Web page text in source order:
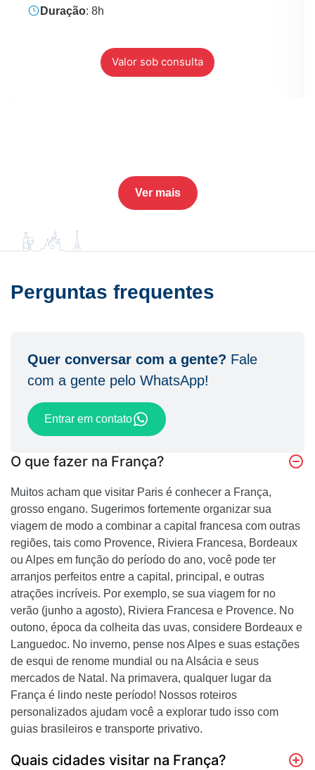
Duração: 8h
Valor sob consulta
Ver mais
Perguntas frequentes
Quer conversar com a gente? Fale
com a gente pelo WhatsApp!
Entrar em contato
O que fazer na França?
Muitos acham que visitar Paris é conhecer a França,
grosso engano. Sugerimos fortemente organizar sua
viagem de modo a combinar a capital francesa com outras
regiões, tais como Provence, Riviera Francesa, Bordeaux
ou Alpes em função do período do ano, você pode ter
arranjos perfeitos entre a capital, principal, e outras
atrações incríveis. Por exemplo, se sua viagem for no
verão (junho a agosto), Riviera Francesa e Provence. No
outono, época da colheita das uvas, considere Bordeaux e
Languedoc. No inverno, pense nos Alpes e suas estações
de esqui de renome mundial ou na Alsácia e seus
mercados de Natal. Na primavera, qualquer lugar da
França é lindo neste período! Nossos roteiros
personalizados ajudam você a explorar tudo isso com
guias brasileiros e transporte privativo.
Quais cidades visitar na França?